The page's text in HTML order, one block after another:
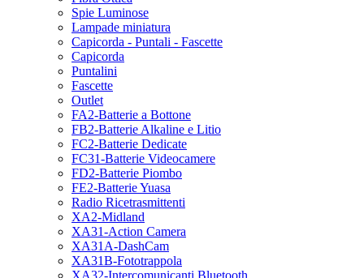
Spie Luminose
Lampade miniatura
Capicorda - Puntali - Fascette
Capicorda
Puntalini
Fascette
Outlet
FA2-Batterie a Bottone
FB2-Batterie Alkaline e Litio
FC2-Batterie Dedicate
FC31-Batterie Videocamere
FD2-Batterie Piombo
FE2-Batterie Yuasa
Radio Ricetrasmittenti
XA2-Midland
XA31-Action Camera
XA31A-DashCam
XA31B-Fototrappola
XA32-Intercomunicanti Bluetooth